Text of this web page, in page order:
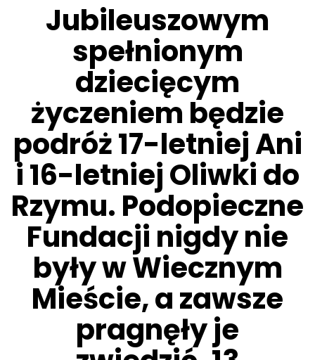
Jubileuszowym
spełnionym
dziecięcym
życzeniem będzie
podróż 17-letniej Ani
i 16-letniej Oliwki do
Rzymu. Podopieczne
Fundacji nigdy nie
były w Wiecznym
Mieście, a zawsze
pragnęły je